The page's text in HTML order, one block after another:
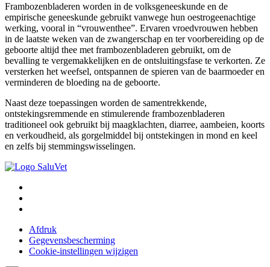
Frambozenbladeren worden in de volksgeneeskunde en de
empirische geneeskunde gebruikt vanwege hun oestrogeenachtige
werking, vooral in “vrouwenthee”. Ervaren vroedvrouwen hebben
in de laatste weken van de zwangerschap en ter voorbereiding op de
geboorte altijd thee met frambozenbladeren gebruikt, om de
bevalling te vergemakkelijken en de ontsluitingsfase te verkorten. Ze
versterken het weefsel, ontspannen de spieren van de baarmoeder en
verminderen de bloeding na de geboorte.
Naast deze toepassingen worden de samentrekkende,
ontstekingsremmende en stimulerende frambozenbladeren
traditioneel ook gebruikt bij maagklachten, diarree, aambeien, koorts
en verkoudheid, als gorgelmiddel bij ontstekingen in mond en keel
en zelfs bij stemmingswisselingen.
Afdruk
Gegevensbescherming
Cookie-instellingen wijzigen